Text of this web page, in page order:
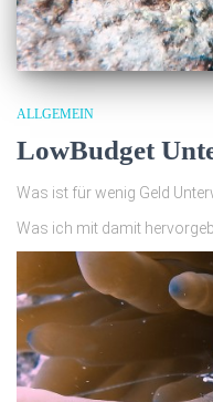
ALLGEMEIN
LowBudget
Was ist für wenig Geld
Was ich mit damit